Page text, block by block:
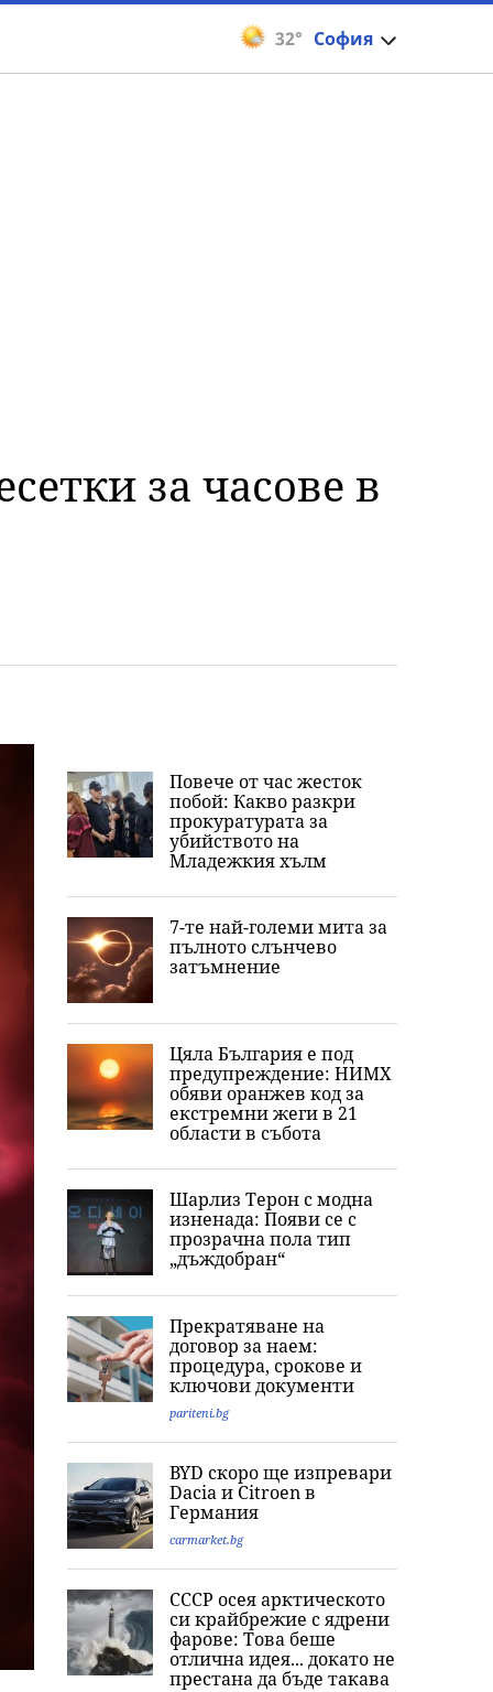
32° София
за часове в
Повече от час жесток
побой: Какво разкри
прокуратурата за
убийството на
Младежкия хълм
7-те най-големи мита за
пълното слънчево
затъмнение
Цяла България е под
предупреждение: НИМХ
обяви оранжев код за
екстремни жеги в 21
области в събота
Шарлиз Терон с модна
изненада: Появи се с
прозрачна пола тип
„дъждобран“
Прекратяване на
договор за наем:
процедура, срокове и
ключови документи
pariteni.bg
BYD скоро ще изпревари
Dacia и Citroеn в
Германия
carmarket.bg
СССР осея арктическото
си крайбрежие с ядрени
фарове: Това беше
отлична идея... докато не
престана да бъде такава